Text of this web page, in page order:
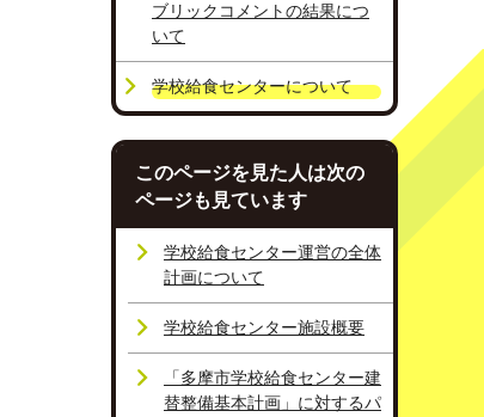
ブリックコメントの結果につ
いて
学校給食センターについて
このページを見た人は次の
ページも見ています
学校給食センター運営の全体
計画について
学校給食センター施設概要
「多摩市学校給食センター建
替整備基本計画」に対するパ